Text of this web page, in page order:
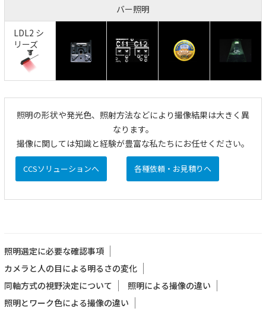
バー照明
LDL2 シ
リーズ
照明の形状や発光色、照射方法などにより撮像結果は大きく異
なります。
撮像に関しては知識と経験が豊富な私たちにお任せください。
CCSソリューションへ 各種依頼・お見積りへ
照明選定に必要な確認事項
カメラと人の目による明るさの変化
同軸方式の視野決定について
照明による撮像の違い
照明とワーク色による撮像の違い